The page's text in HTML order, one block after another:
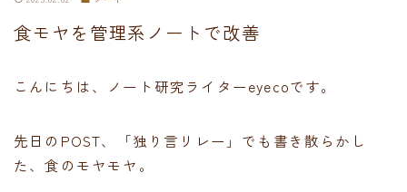
食モヤを管理系ノートで改善
こんにちは、ノート研究ライターeyecoです。
先日のPOST、「独り言リレー」でも書き散らかし
た、食のモヤモヤ。